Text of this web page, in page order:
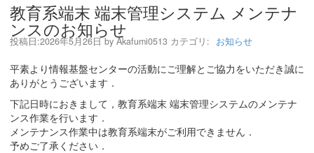
教育系端末 端末管理システム メンテナ
ンスのお知らせ
投稿日:2026年5月26日 byAkafumi0513 カテゴリ: お知らせ
平素より情報基盤センターの活動にご理解とご協力をいただき誠に
ありがとうございます．
下記日時におきまして，教育系端末 端末管理システムのメンテナ
ンス作業を行います．
メンテナンス作業中は教育系端末がご利用できません．
予めご了承ください．